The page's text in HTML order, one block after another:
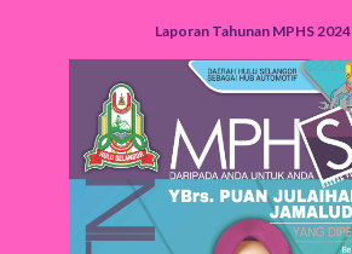
Laporan Tahunan MPHS 2024